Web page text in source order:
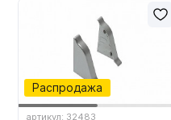
Распродажа
артикул: 32483